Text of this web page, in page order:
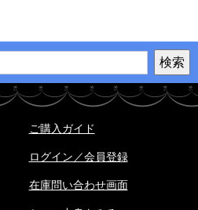
ご購入ガイド
ログイン／会員登録
在庫問い合わせ画面